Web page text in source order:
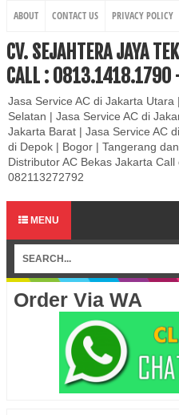
ABOUT CONTACT US PRIVACY POLICY
CV. SEJAHTERA JAYA
CALL :
Jasa Service AC di Jakarta
Selatan | Jasa Service AC di
Jakarta Barat | Jasa Service AC
di Depok | Bogor | Tangerang
Distributor AC Bekas Jakarta
082113272792
MENU
Order Via WA